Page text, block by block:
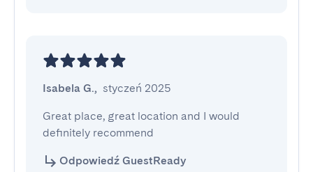
Isabela G., styczeń 2025
Great place, great location and I would
definitely recommend
Odpowiedź GuestReady